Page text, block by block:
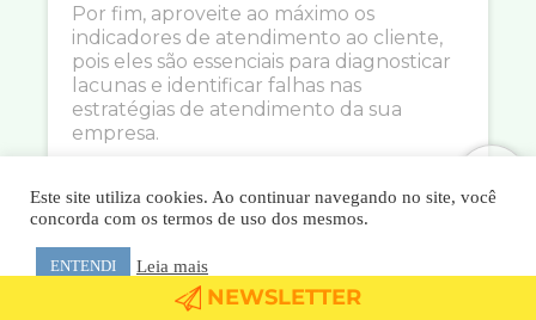
Por fim, aproveite ao máximo os
indicadores de atendimento ao cliente,
pois eles são essenciais para diagnosticar
lacunas e identificar falhas nas
estratégias de atendimento da sua
empresa.
praticamente impossível sem uma
compreensão clara dos resultados atuais.
Empregue as ferramentas adequadas
para estabelecer e avaliar as métricas de
atendimento ao cliente, proporcionando
NEWSLETTER
Este site utiliza cookies. Ao continuar navegando no site, você
concorda com os termos de uso dos mesmos.
ENTENDI Leia mais